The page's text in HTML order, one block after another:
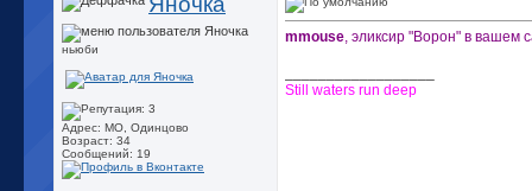
ньюби
Адрес: МО, Одинцово
Возраст: 34
Сообщений: 19
mmouse, эликсир "Ворон" в вашем
Still waters run deep